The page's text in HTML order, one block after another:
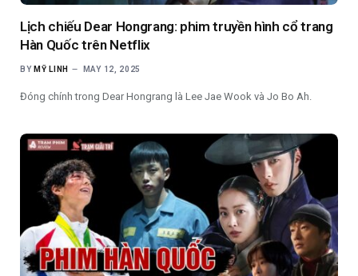
Lịch chiếu Dear Hongrang: phim truyền hình cổ trang
Hàn Quốc trên Netflix
BY MỸ LINH MAY 12, 2025
Đóng chính trong Dear Hongrang là Lee Jae Wook và Jo Bo Ah.